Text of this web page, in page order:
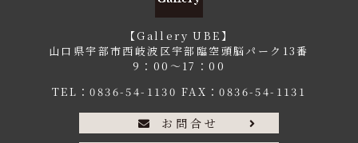
【Gallery UBE】
山口県宇部市西岐波区宇部臨空頭脳パーク13番
9：00〜17：00
TEL：0836-54-1130 FAX：0836-54-1131
お問合せ